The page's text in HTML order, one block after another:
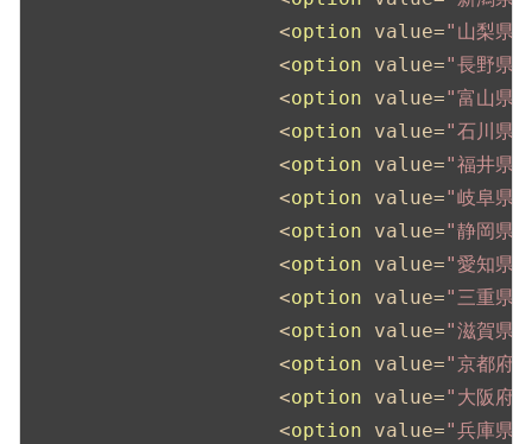
<option value="山梨県"
<option value="長野県"
<option value="富山県"
<option value="石川県"
<option value="福井県"
<option value="岐阜県"
<option value="静岡県"
<option value="愛知県"
<option value="三重県"
<option value="滋賀県"
<option value="京都府"
<option value="大阪府"
<option value="兵庫県"